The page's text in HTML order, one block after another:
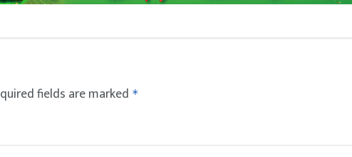
fields are marked *